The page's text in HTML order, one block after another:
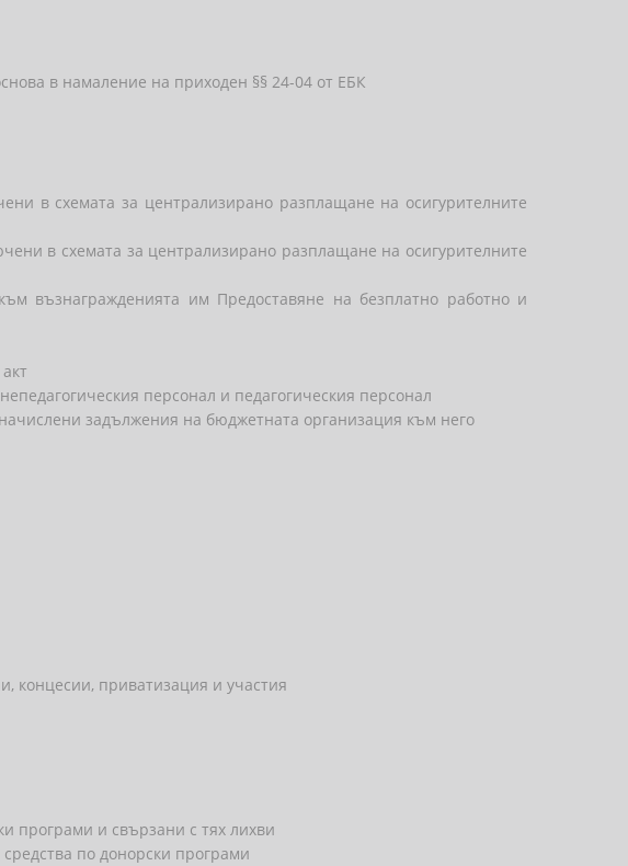
в намаление на приходен §§ 24-04 от ЕБК
в схемата за централизирано разплащане на осигурителните
в схемата за централизирано разплащане на осигурителните
възнагражденията им Предоставяне на безплатно работно и
персонал и педагогическия персонал
задължения на бюджетната организация към него
концесии, приватизация и участия
програми и свързани с тях лихви
по донорски програми